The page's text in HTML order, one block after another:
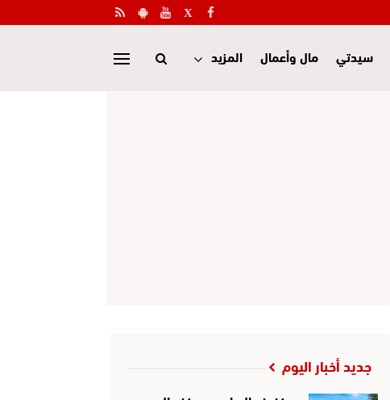
سيدتي مال وأعمال المزيد
جديد أخبار اليوم